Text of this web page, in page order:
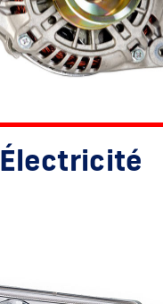
Électricité